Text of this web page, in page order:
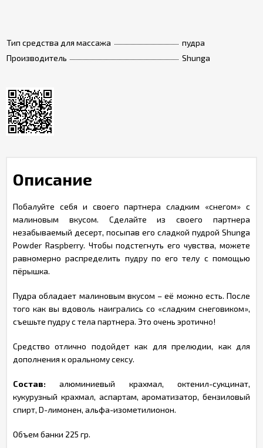
Тип средства для массажа
пудра
Производитель
Shunga
Описание
Побалуйте себя и своего партнера сладким «снегом» с
малиновым вкусом. Сделайте из своего партнера
незабываемый десерт, посыпав его сладкой пудрой Shunga
Powder Raspberry. Чтобы подстегнуть его чувства, можете
равномерно распределить пудру по его телу с помощью
пёрышка.
Пудра обладает малиновым вкусом – её можно есть. После
того как вы вдоволь наигрались со «сладким снеговиком»,
съешьте пудру с тела партнера. Это очень эротично!
Средство отлично подойдет как для прелюдии, как для
дополнения к оральному сексу.
Состав:
алюминиевый крахмал, октенил-сукцинат,
кукурузный крахмал, аспартам, ароматизатор, бензиловый
спирт, D-лимонен, альфа-изометилионон.
Объем банки 225 гр.